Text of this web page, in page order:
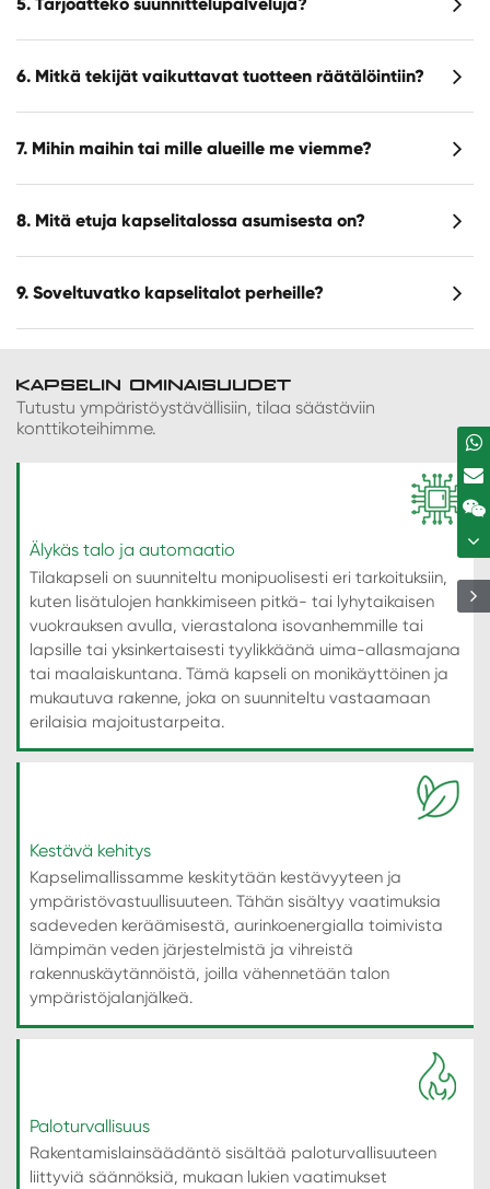
6. Mitkä tekijät vaikuttavat tuotteen räätälöintiin?
7. Mihin maihin tai mille alueille me viemme?
8. Mitä etuja kapselitalossa asumisesta on?
9. Soveltuvatko kapselitalot perheille?
KAPSELIN OMINAISUUDET
Tutustu ympäristöystävällisiin, tilaa säästäviin
konttikoteihimme.
Älykäs talo ja automaatio
Tilakapseli on suunniteltu monipuolisesti eri tarkoituksiin,
kuten lisätulojen hankkimiseen pitkä- tai lyhytaikaisen
vuokrauksen avulla, vierastalona isovanhemmille tai
lapsille tai yksinkertaisesti tyylikkäänä uima-allasmajana
tai maalaiskuntana. Tämä kapseli on monikäyttöinen ja
mukautuva rakenne, joka on suunniteltu vastaamaan
erilaisia majoitustarpeita.
Kestävä kehitys
Kapselimallissamme keskitytään kestävyyteen ja
ympäristövastuullisuuteen. Tähän sisältyy vaatimuksia
sadeveden keräämisestä, aurinkoenergialla toimivista
lämpimän veden järjestelmistä ja vihreistä
rakennuskäytännöistä, joilla vähennetään talon
ympäristöjalanjälkeä.
Paloturvallisuus
Rakentamislainsäädäntö sisältää paloturvallisuuteen
liittyviä säännöksiä, mukaan lukien vaatimukset